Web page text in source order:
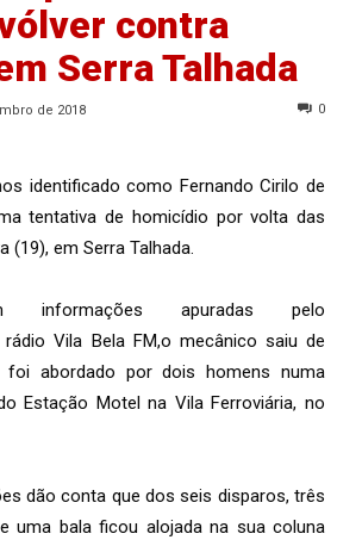
contra
Serra Talhada
de 2018 0
identificado como Fernando Cirilo de
tentativa de homicídio por volta das
(19), em Serra Talhada.
apuradas pelo
Vila Bela FM,o mecânico saiu de
foi abordado por dois homens numa
Estação Motel na Vila Ferroviária, no
dão conta que dos seis disparos, três
uma bala ficou alojada na sua coluna